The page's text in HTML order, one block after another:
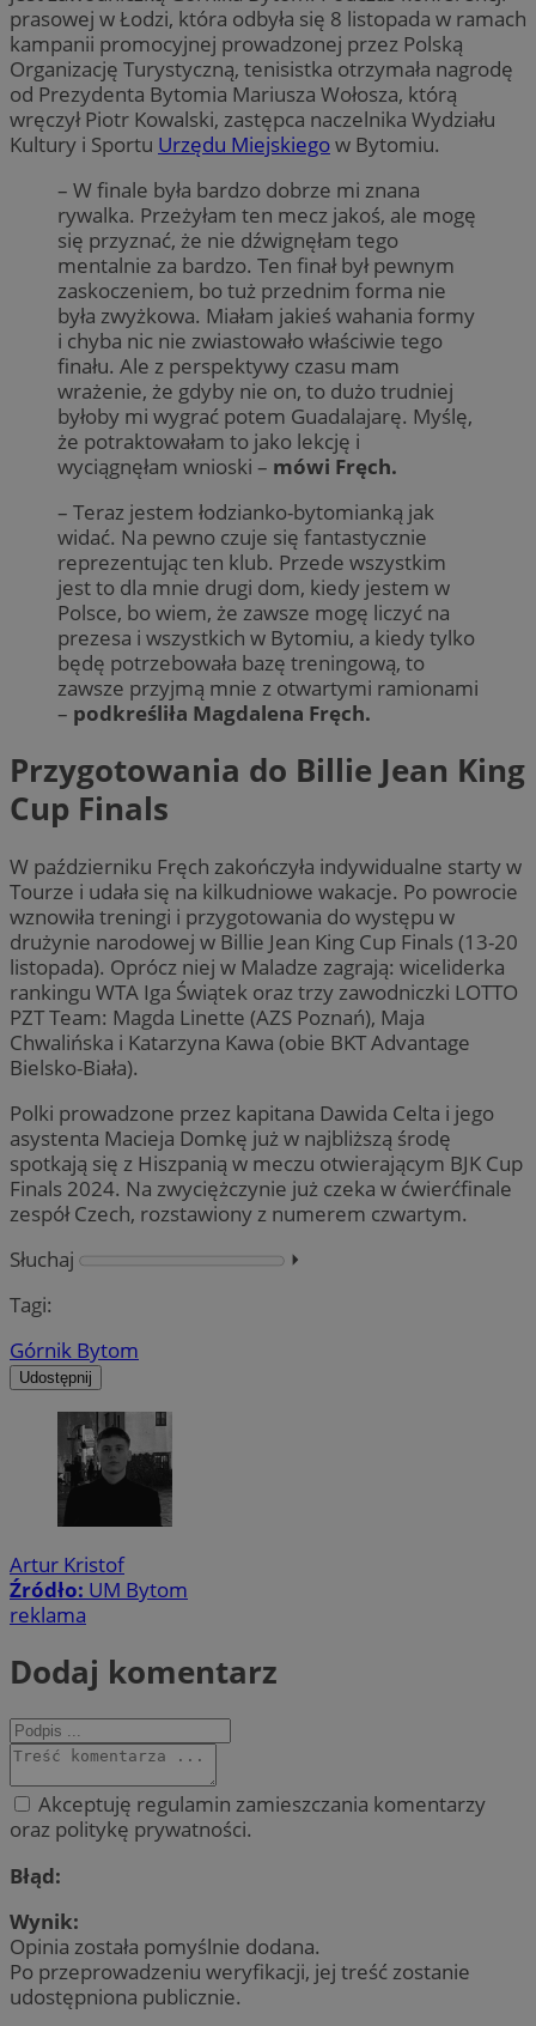
prasowej w Łodzi, która odbyła się 8 listopada w ramach
kampanii promocyjnej prowadzonej przez Polską
Organizację Turystyczną, tenisistka otrzymała nagrodę
od Prezydenta Bytomia Mariusza Wołosza, którą
wręczył Piotr Kowalski, zastępca naczelnika Wydziału
Kultury i Sportu Urzędu Miejskiegow Bytomiu.
– W finale była bardzo dobrze mi znana
rywalka. Przeżyłam ten mecz jakoś, ale mogę
się przyznać, że nie dźwignęłam tego
mentalnie za bardzo. Ten finał był pewnym
zaskoczeniem, bo tuż przednim forma nie
była zwyżkowa. Miałam jakieś wahania formy
i chyba nic nie zwiastowało właściwie tego
finału. Ale z perspektywy czasu mam
wrażenie, że gdyby nie on, to dużo trudniej
byłoby mi wygrać potem Guadalajarę. Myślę,
że potraktowałam to jako lekcję i
wyciągnęłam wnioski – mówi Fręch.
– Teraz jestem łodzianko-bytomianką jak
widać. Na pewno czuje się fantastycznie
reprezentując ten klub. Przede wszystkim
jest to dla mnie drugi dom, kiedy jestem w
Polsce, bo wiem, że zawsze mogę liczyć na
prezesa i wszystkich w Bytomiu, a kiedy tylko
będę potrzebowała bazę treningową, to
zawsze przyjmą mnie z otwartymi ramionami
– podkreśliła Magdalena Fręch.
Przygotowania do Billie Jean King
Cup Finals
W październiku Fręch zakończyła indywidualne starty w
Tourze i udała się na kilkudniowe wakacje. Po powrocie
wznowiła treningi i przygotowania do występu w
drużynie narodowej w Billie Jean King Cup Finals (13-20
listopada). Oprócz niej w Maladze zagrają: wiceliderka
rankingu WTA Iga Świątek oraz trzy zawodniczki LOTTO
PZT Team: Magda Linette (AZS Poznań), Maja
Chwalińska i Katarzyna Kawa (obie BKT Advantage
Bielsko-Biała).
Polki prowadzone przez kapitana Dawida Celta i jego
asystenta Macieja Domkę już w najbliższą środę
spotkają się z Hiszpanią w meczu otwierającym BJK Cup
Finals 2024. Na zwyciężczynie już czeka w ćwierćfinale
zespół Czech, rozstawiony z numerem czwartym.
Słuchaj
⏵︎
Tagi:
Górnik Bytom
Udostępnij
Artur Kristof
Źródło: UM Bytom
reklama
Dodaj komentarz
Akceptuję regulamin zamieszczania komentarzy
oraz politykę prywatności.
Błąd:
Wynik:
Opinia została pomyślnie dodana.
Po przeprowadzeniu weryfikacji, jej treść zostanie
udostępniona publicznie.